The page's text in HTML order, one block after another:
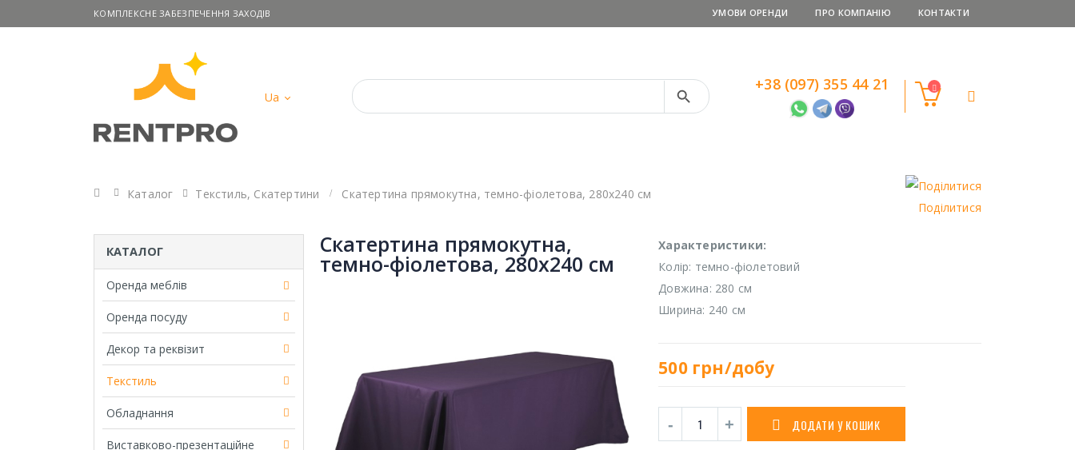
КОМПЛЕКСНЕ ЗАБЕЗПЕЧЕННЯ ЗАХОДІВ УМОВИ ОРЕНДИ ПРО КОМПАНІЮ КОНТАКТИ
Ua
Search Button +38 (097) 355 44 21
Головна
Каталог Текстиль, Скатертини
Скатертина прямокутна, темно-фіолетова, 280х240 см
Поділитися
Скатертина прямокутна,
темно-фіолетова, 280х240 см
Характеристики:
Колір: темно-фіолетовий
Довжина: 280 см
Ширина: 240 см
500 грн/добу
ДОДАТИ У КОШИК
КАТАЛОГ
Оренда меблів
Оренда посуду
Декор та реквізит
Текстиль
Обладнання
Виставково-презентаційне